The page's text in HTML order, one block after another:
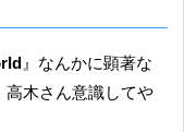
』なんかに顕著な
高木さん意識してや